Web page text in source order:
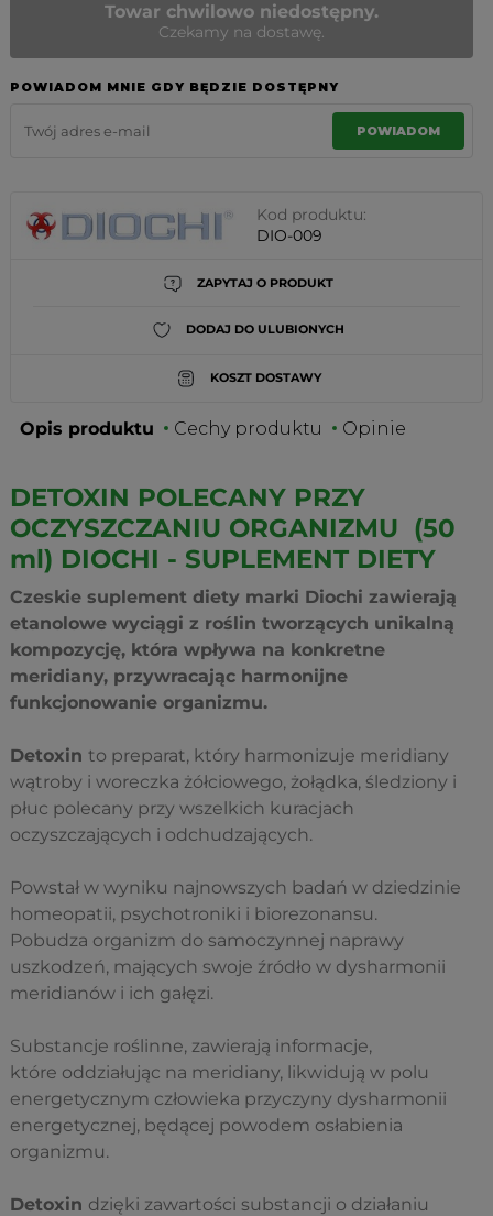
Towar chwilowo niedostępny.
Czekamy na dostawę.
POWIADOM MNIE GDY BĘDZIE DOSTĘPNY
POWIADOM
Kod produktu:
DIO-009
ZAPYTAJ O PRODUKT
DODAJ DO ULUBIONYCH
KOSZT DOSTAWY
Opis produktu Cechy produktu Opinie
DETOXIN POLECANY PRZY
OCZYSZCZANIU ORGANIZMU (50
ml) DIOCHI - SUPLEMENT DIETY
Czeskie suplement diety marki Diochi zawierają
etanolowe wyciągi z roślin tworzących unikalną
kompozycję, która wpływa na konkretne
meridiany, przywracając harmonijne
funkcjonowanie organizmu.
Detoxin to preparat, który harmonizuje meridiany
wątroby i woreczka żółciowego, żołądka, śledziony i
płuc polecany przy wszelkich kuracjach
oczyszczających i odchudzających.
Powstał w wyniku najnowszych badań w dziedzinie
homeopatii, psychotroniki i biorezonansu.
Pobudza organizm do samoczynnej naprawy
uszkodzeń, mających swoje źródło w dysharmonii
meridianów i ich gałęzi.
Substancje roślinne, zawierają informacje,
które oddziałując na meridiany, likwidują w polu
energetycznym człowieka przyczyny dysharmonii
energetycznej, będącej powodem osłabienia
organizmu.
Detoxin dzięki zawartości substancji o działaniu